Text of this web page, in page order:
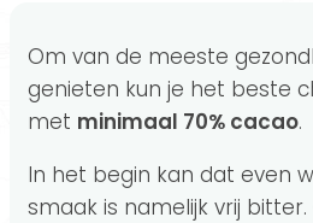
Om van de meeste
genieten kun je het beste
met minimaal 70% cacao.
In het begin kan dat even
smaak is namelijk vrij bitter.